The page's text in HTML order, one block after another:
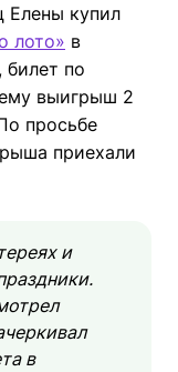
Елены купил
лото» в
по
выигрыш 2
просьбе
приехали
и
в